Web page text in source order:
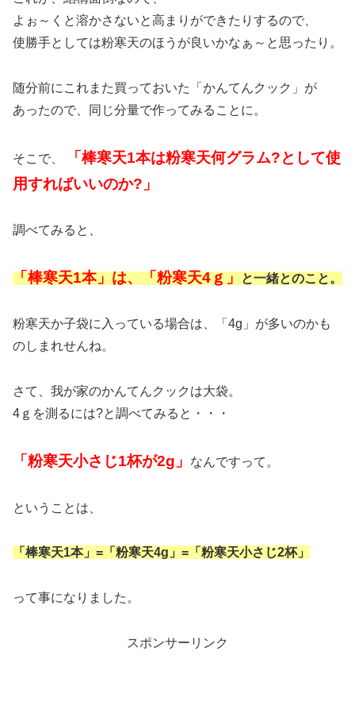
よぉ～くと溶かさないと高まりができたりするので、
使勝手としては粉寒天のほうが良いかなぁ～と思ったり。
随分前にこれまた買っておいた「かんてんクック」が
あったので、同じ分量で作ってみることに。
そこで、
「棒寒天1本は粉寒天何グラム?として使
用すればいいのか?」
調べてみると、
「棒寒天1本」は、「粉寒天4ｇ」 と一緒とのこと。
粉寒天か子袋に入っている場合は、「4g」が多いのかも
のしまれせんね。
さて、我が家のかんてんクックは大袋。
4ｇを測るには?と調べてみると・・・
「粉寒天小さじ1杯が2g」 なんですって。
ということは、
「棒寒天1本」=「粉寒天4g」=「粉寒天小さじ2杯」
って事になりました。
スポンサーリンク